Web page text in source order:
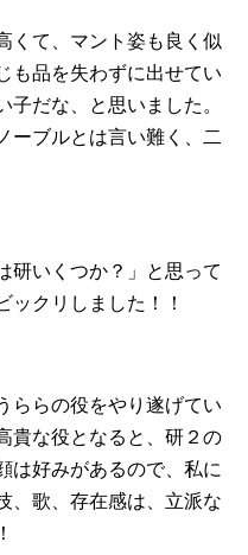
くて、マント姿も良く似
も品を失わずに出せてい
子だな、と思いました。
ーブルとは言い難く、二
研いくつか？」と思って
ックリしました！！
ららの役をやり遂げてい
貴な役となると、研２の
は好みがあるので、私に
、歌、存在感は、立派な